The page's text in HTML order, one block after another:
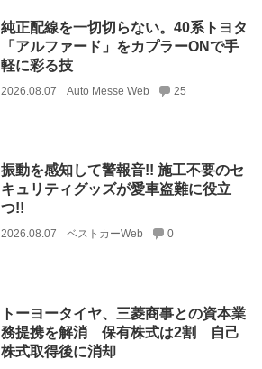
純正配線を一切切らない。40系トヨタ
「アルファード」をカプラーONで手
軽に彩る技
2026.08.07 Auto Messe Web 25
振動を感知して警報音!! 施工不要のセ
キュリティグッズが愛車盗難に役立
つ!!
2026.08.07 ベストカーWeb 0
トーヨータイヤ、三菱商事との資本業
務提携を解消 保有株式は2割 自己
株式取得後に消却